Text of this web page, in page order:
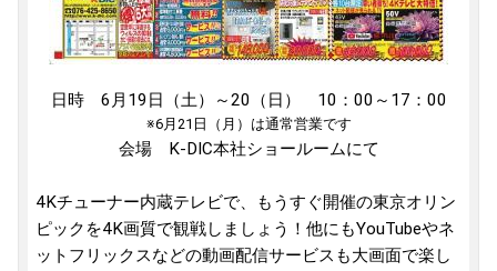
日時 6月19日（土）～20（日） 10：00～17：00
※6月21日（月）は通常営業です
会場 K-DIC本社ショールームにて
4Kチューナー内蔵テレビで、もうすぐ開催の東京オリン
ピックを4K画質で観戦しましょう！他にもYouTubeやネ
ットフリックスなどの動画配信サービスも大画面で楽し